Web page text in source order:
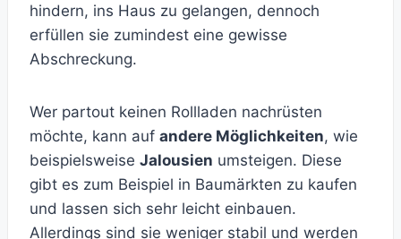
hindern, ins Haus zu gelangen, dennoch
erfüllen sie zumindest eine gewisse
Abschreckung.
Wer partout keinen Rollladen nachrüsten
möchte, kann auf andere Möglichkeiten, wie
beispielsweise Jalousien umsteigen. Diese
gibt es zum Beispiel in Baumärkten zu kaufen
und lassen sich sehr leicht einbauen.
Allerdings sind sie weniger stabil und werden